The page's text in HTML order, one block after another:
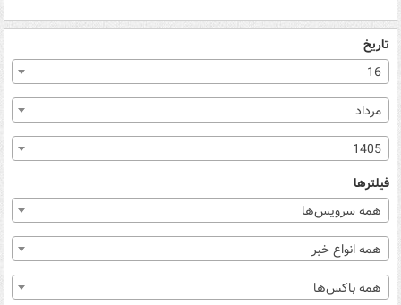
تاریخ
16
مرداد
1405
فیلترها
همه سرویس‌ها
همه انواع خبر
همه باکس‌ها